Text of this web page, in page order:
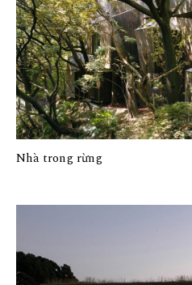
Nhà trong rừng